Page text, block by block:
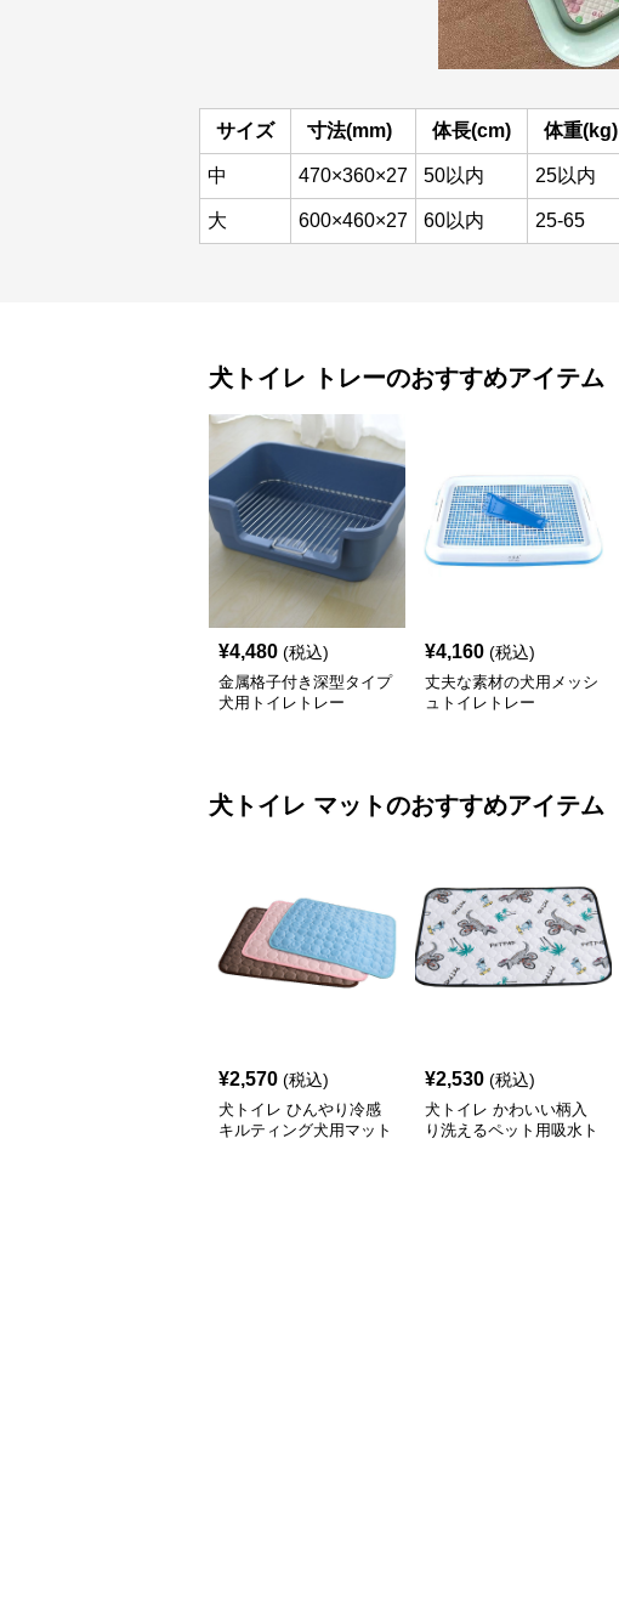
サイズ 寸法(mm) 体長(cm) 体重(kg)
中 470×360×27 50以内 25以内
大 600×460×27 60以内 25-65
犬トイレ トレーのおすすめアイテム
¥4,480 (税込)
金属格子付き深型タイプ
犬用トイレトレー
¥4,160 (税込)
丈夫な素材の犬用メッシ
ュトイレトレー
犬トイレ マットのおすすめアイテム
¥2,570 (税込)
犬トイレ ひんやり冷感
キルティング犬用マット
¥2,530 (税込)
犬トイレ かわいい柄入
り洗えるペット用吸水ト